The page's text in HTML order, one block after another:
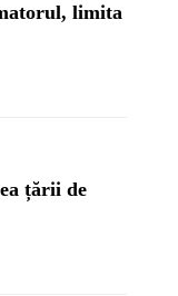
limita
țării de